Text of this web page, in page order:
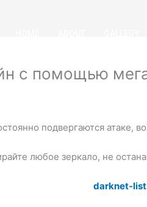
с помощью
подвергаются атаке,
любое зеркало, не
darknet-